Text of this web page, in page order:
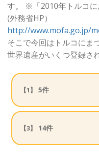
す。 ※「2010年トルコ
(外務省HP）
http://www.mofa.go.jp/
そこで今回はトルコにま
世界遺産がいくつ登録さ
【1】 5件
【3】 14件